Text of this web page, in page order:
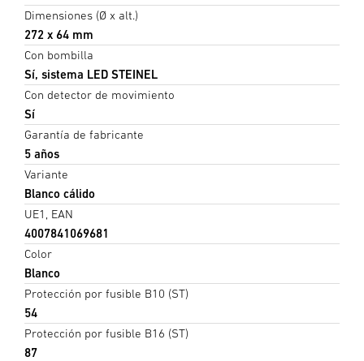
Dimensiones (Ø x alt.)
272 x 64 mm
Con bombilla
Sí, sistema LED STEINEL
Con detector de movimiento
Sí
Garantía de fabricante
5 años
Variante
Blanco cálido
UE1, EAN
4007841069681
Color
Blanco
Protección por fusible B10 (ST)
54
Protección por fusible B16 (ST)
87